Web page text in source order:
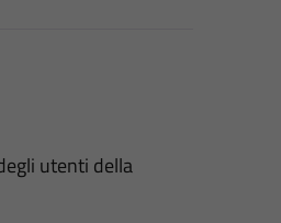
utenti della